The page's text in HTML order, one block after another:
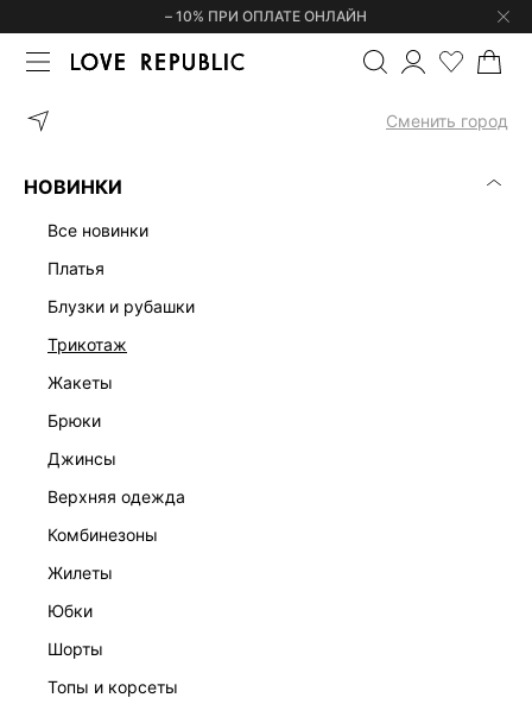
– 10% ПРИ ОПЛАТЕ ОНЛАЙН
Сменить город
НОВИНКИ
все новинки
платья
блузки и рубашки
трикотаж
жакеты
брюки
джинсы
верхняя одежда
комбинезоны
жилеты
юбки
шорты
топы и корсеты
ГЛАВНАЯ
LOVE REPUBLIC X LAMODA
БЛУЗКА ИЗ ВИСКОЗЫ
ЭКСКЛЮЗИВНО ОНЛАЙН